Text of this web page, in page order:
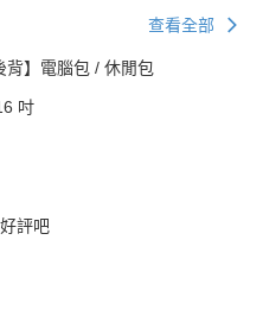
查看全部
背】電腦包 / 休閒包
吋
評吧